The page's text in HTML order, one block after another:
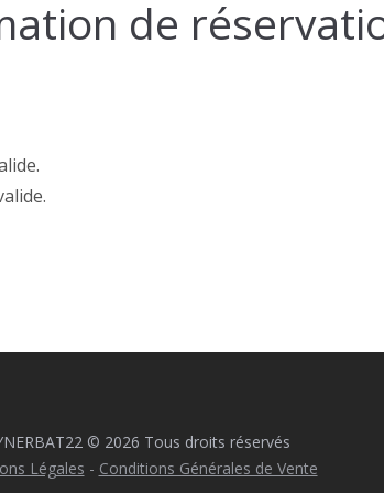
de
© 2026 Tous droits réservés
Légales - Conditions Générales de Vente